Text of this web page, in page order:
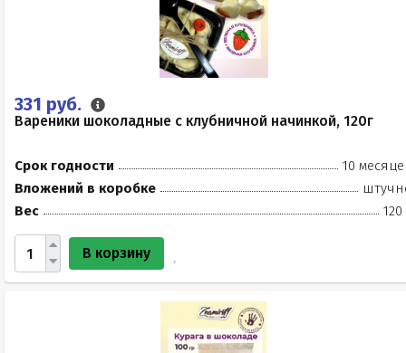
331 руб.
Вареники шоколадные с клубничной начинкой, 120г
Срок годности
10
Вложений в коробке
Вес
120
В корзину